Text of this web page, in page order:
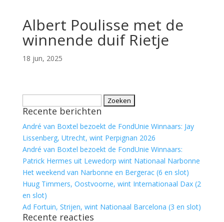
Albert Poulisse met de
winnende duif Rietje
18 jun, 2025
naar:
Recente berichten
André van Boxtel bezoekt de FondUnie Winnaars: Jay
Lissenberg, Utrecht, wint Perpignan 2026
André van Boxtel bezoekt de FondUnie Winnaars:
Patrick Hermes uit Lewedorp wint Nationaal Narbonne
Het weekend van Narbonne en Bergerac (6 en slot)
Huug Timmers, Oostvoorne, wint Internationaal Dax (2
en slot)
Ad Fortuin, Strijen, wint Nationaal Barcelona (3 en slot)
Recente reacties